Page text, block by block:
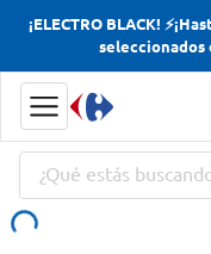
¡ELECTRO BLACK!
seleccionados
¿Qué estás buscando hoy?
Términos
Términos
Yerba
Cerveza
Doves
Jabon Tocador